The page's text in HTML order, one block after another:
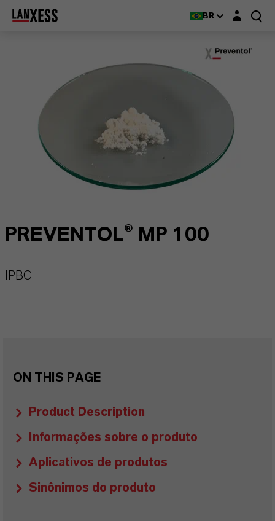
BR Login layer
PREVENTOL® MP 100
IPBC
ON THIS PAGE
Product Description
Informações sobre o produto
Aplicativos de produtos
Sinônimos do produto